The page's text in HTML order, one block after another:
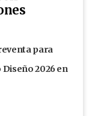
para
Diseño 2026 en